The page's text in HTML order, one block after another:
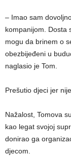
– Imao sam
kompanijom. Dosta
mogu da brinem o
obezbijeđeni u
naglasio je Tom.
Prešutio djeci jer
Nažalost, Tomova
kao legat svojoj
donirao ga
djecom.